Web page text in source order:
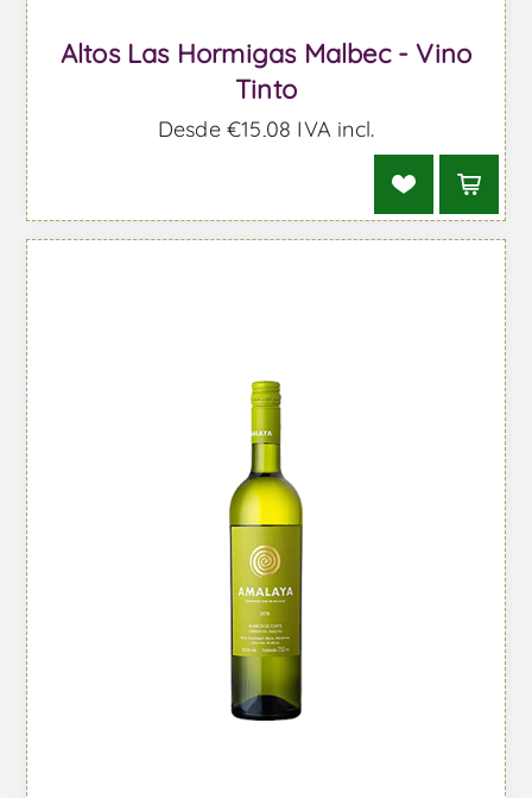
Altos Las Hormigas Malbec - Vino
Tinto
Desde €15,08 IVA incl.